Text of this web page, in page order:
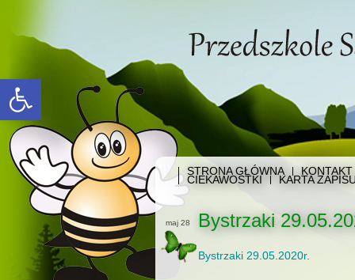
Open toolbar
STRONA GŁÓWNA
CIEKAWOSTKI KARTA
maj 28 Bystrzaki
Bystrzaki 29.05.2020r.